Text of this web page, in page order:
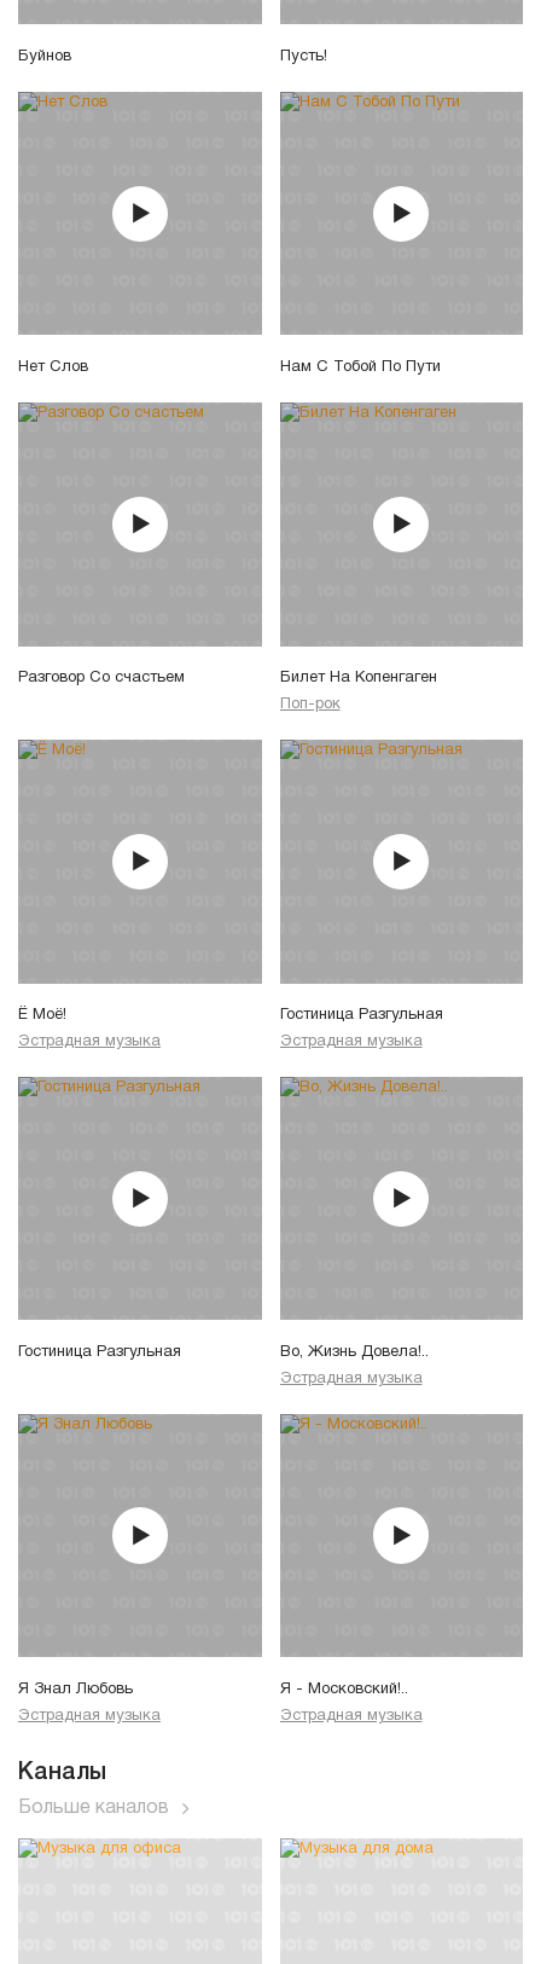
Буйнов Пусть!
Нет Слов Нам С Тобой По Пути
Разговор Со счастьем
Билет На Копенгаген
Поп-рок
Ё Моё!
Эстрадная музыка
Гостиница Разгульная
Эстрадная музыка
Гостиница Разгульная
Во, Жизнь Довела!..
Эстрадная музыка
Я Знал Любовь
Эстрадная музыка
Я - Московский!..
Эстрадная музыка
Каналы
Больше каналов